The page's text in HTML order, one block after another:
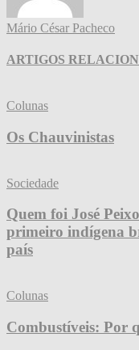
Mário César Pacheco
ARTIGOS
Colunas
Os Chauvinistas
Sociedade
Quem foi José
primeiro indígena
país
Colunas
Combustíveis: Por